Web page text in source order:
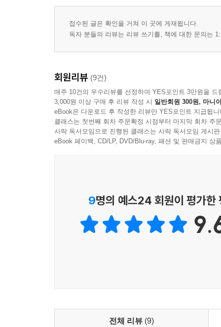
숲속에서 만난 여유 59
그 봄날의 기억, 그리고 지금 61
알록달록한 나로 가는 길 63
나의 책읽기 아지트 69
저무는 빛 71
만두 73
나잇살과 함께 75
만병통치약 77
진심을 담는 다는것 79
접수된 글은 확인을 거쳐 이 곳에 게재됩니다.
독자 분들의 리뷰는 리뷰 쓰기를, 책에 대한 문의는
회원리뷰 (9건)
매주 10건의 우수리뷰를 선정하여 YES포인트 3만원을 드
3,000원 이상 구매 후 리뷰 작성 시 일반회원 300원, 마니
eBook은 다운로드 후 작성한 리뷰만 YES포인트 지급됩니
클래스는 첫번째 회차 주문확정 시점부터 마지막 회차 주
사락 독서모임으로 진행된 클래스는 사락 독서모임 게시
eBook 페이백, CD/LP, DVD/Blu-ray, 패션 및 판매금지 상
9명의 예스24 회원이 평가한
전체 리뷰 (9)